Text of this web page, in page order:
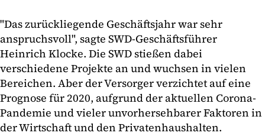
"Das zurückliegende Geschäftsjahr war sehr
anspruchsvoll", sagte SWD-Geschäftsführer
Heinrich Klocke. Die SWD stießen dabei
verschiedene Projekte an und wuchsen in vielen
Bereichen. Aber der Versorger verzichtet auf eine
Prognose für 2020, aufgrund der aktuellen Corona-
Pandemie und vieler unvorhersehbarer Faktoren in
der Wirtschaft und den Privatenhaushalten.